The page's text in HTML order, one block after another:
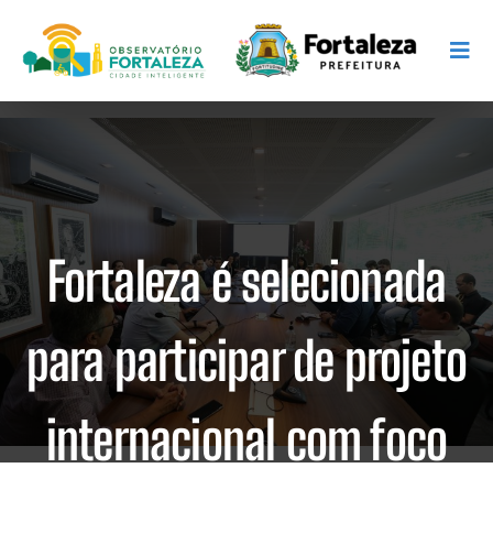
Fortaleza é selecionada
para participar de projeto
internacional com foco